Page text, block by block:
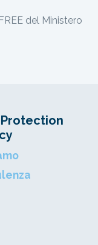
del Ministero